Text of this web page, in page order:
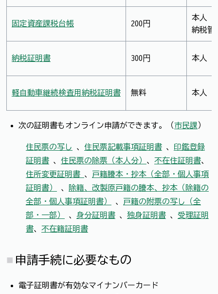
固定資産課税台帳 200円
本人
納税管
納税証明書 300円 本人
軽自動車継続検査用納税証明書 無料 本人
次の証明書もオンライン申請ができます。（市民課 ）
住民票の写し 、 住民票記載事項証明書 、 印鑑登録
証明書 、 住民票の除票（本人分） 、 不在住証明書、
住所変更証明書 、 戸籍謄本・抄本（全部・個人事項
証明書）
、
除籍、改製原戸籍の謄本、抄本（除籍の
全部・個人事項証明書）
、 戸籍の附票の写し（全
部・一部）
、 身分証明書 、 独身証明書 、 受理証明
書、 不在籍証明書
申請手続に必要なもの
電子証明書が有効なマイナンバーカード